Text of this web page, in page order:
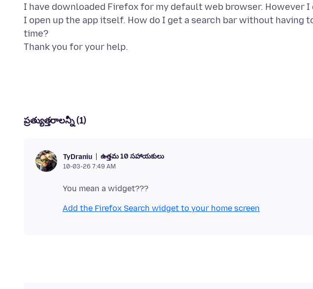
I have downloaded Firefox for my default web browser. However I
I open up the app itself. How do I get a search bar without having
time?
ప్రత్యుత్తరాలన్నీ (1)
TyDraniu ఉత్తమ 10 సహాయకులు
10-03-26 7:49 AM
Add the Firefox Search widget to your home screen